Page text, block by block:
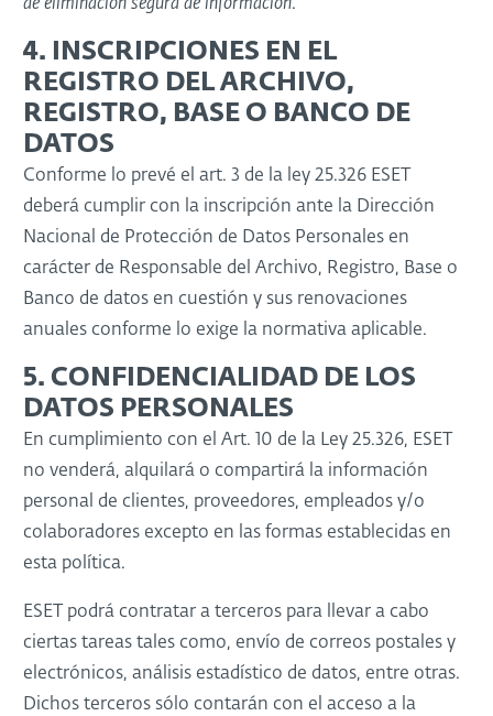
de eliminación segura de información.
4. INSCRIPCIONES EN EL
REGISTRO DEL ARCHIVO,
REGISTRO, BASE O BANCO DE
DATOS
Conforme lo prevé el art. 3 de la ley 25.326 ESET
deberá cumplir con la inscripción ante la Dirección
Nacional de Protección de Datos Personales en
carácter de Responsable del Archivo, Registro, Base o
Banco de datos en cuestión y sus renovaciones
anuales conforme lo exige la normativa aplicable.
5. CONFIDENCIALIDAD DE LOS
DATOS PERSONALES
En cumplimiento con el Art. 10 de la Ley 25.326, ESET
no venderá, alquilará o compartirá la información
personal de clientes, proveedores, empleados y/o
colaboradores excepto en las formas establecidas en
esta política.
ESET podrá contratar a terceros para llevar a cabo
ciertas tareas tales como, envío de correos postales y
electrónicos, análisis estadístico de datos, entre otras.
Dichos terceros sólo contarán con el acceso a la